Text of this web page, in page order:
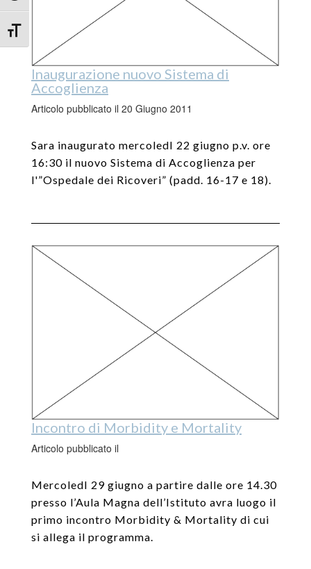
Attiva/disattiva dimensione testo
Inaugurazione nuovo Sistema di
Accoglienza
Articolo pubblicato il 20 Giugno 2011
Sara inaugurato mercoledI 22 giugno p.v. ore
16:30 il nuovo Sistema di Accoglienza per
l'”Ospedale dei Ricoveri” (padd. 16-17 e 18).
Incontro di Morbidity e Mortality
Articolo pubblicato il
MercoledI 29 giugno a partire dalle ore 14.30
presso l’Aula Magna dell’Istituto avra luogo il
primo incontro Morbidity & Mortality di cui
si allega il programma.